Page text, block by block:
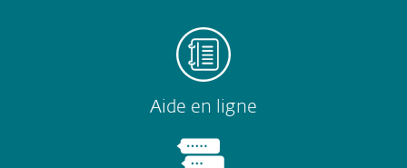
Aide en ligne